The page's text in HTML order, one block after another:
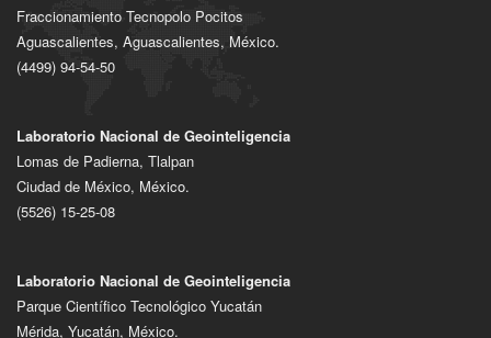
Fraccionamiento Tecnopolo Pocitos
Aguascalientes, Aguascalientes, México.
(4499) 94-54-50
Laboratorio Nacional de Geointeligencia
Lomas de Padierna, Tlalpan
Ciudad de México, México.
(5526) 15-25-08
Laboratorio Nacional de Geointeligencia
Parque Científico Tecnológico Yucatán
Mérida, Yucatán, México.